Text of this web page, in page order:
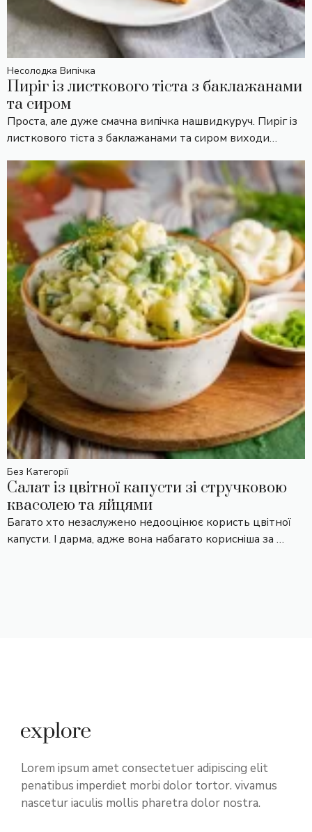
Несолодка Випічка
Пиріг із листкового тіста з баклажанами
та сиром
Проста, але дуже смачна випічка нашвидкуруч. Пиріг із
листкового тіста з баклажанами та сиром виходи…
Без Категорії
Салат із цвітної капусти зі стручковою
квасолею та яйцями
Багато хто незаслужено недооцінює користь цвітної
капусти. І дарма, адже вона набагато корисніша за …
Lorem ipsum amet consectetuer adipiscing elit
penatibus imperdiet morbi dolor tortor. vivamus
nascetur iaculis mollis pharetra dolor nostra.